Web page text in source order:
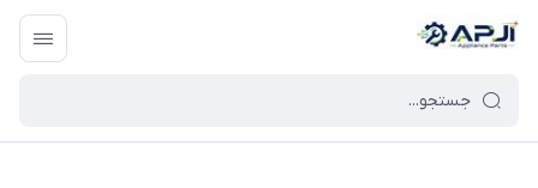
قطعات یدکی و جانبی لوازم خانگی جهان ایران